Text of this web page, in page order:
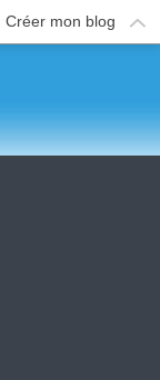
Créer mon blog